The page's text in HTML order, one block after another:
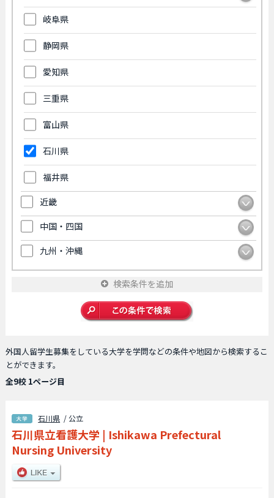
岐阜県
静岡県
愛知県
三重県
富山県
石川県
福井県
近畿
中国・四国
九州・沖縄
検索条件を追加
外国人留学生募集をしている大学を学問などの条件や地図から検索するこ
とができます。
全9校 1ページ目
石川県 / 公立
石川県立看護大学 | Ishikawa Prefectural
Nursing University